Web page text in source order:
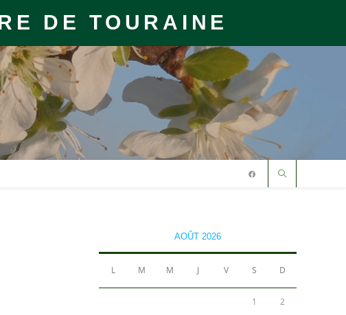
DE TOURAINE
AOÛT 2026
L M M J V S D
1 2